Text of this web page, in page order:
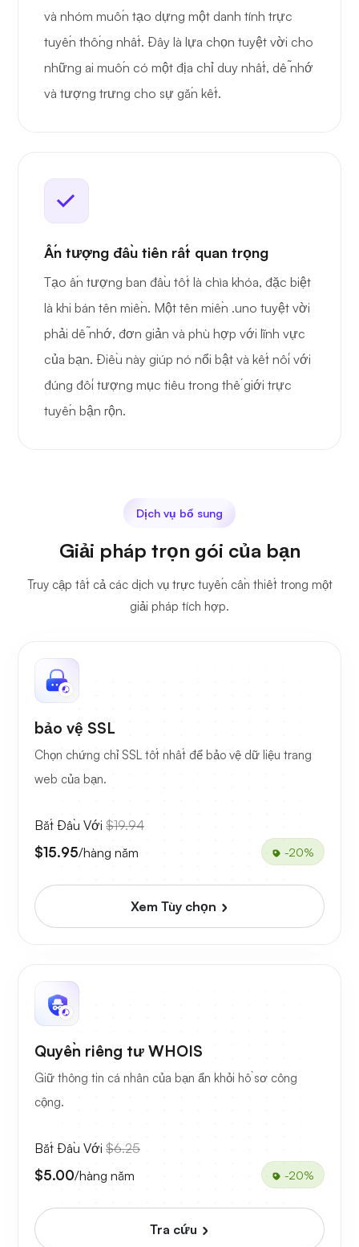
và nhóm muốn tạo dựng một danh tính trực
tuyến thống nhất. Đây là lựa chọn tuyệt vời cho
những ai muốn có một địa chỉ duy nhất, dễ nhớ
và tượng trưng cho sự gắn kết.
Ấn tượng đầu tiên rất quan trọng
Tạo ấn tượng ban đầu tốt là chìa khóa, đặc biệt
là khi bán tên miền. Một tên miền .uno tuyệt vời
phải dễ nhớ, đơn giản và phù hợp với lĩnh vực
của bạn. Điều này giúp nó nổi bật và kết nối với
đúng đối tượng mục tiêu trong thế giới trực
tuyến bận rộn.
Dịch vụ bổ sung
Giải pháp trọn gói của bạn
Truy cập tất cả các dịch vụ trực tuyến cần thiết trong một
giải pháp tích hợp.
bảo vệ SSL
Chọn chứng chỉ SSL tốt nhất để bảo vệ dữ liệu trang
web của bạn.
Bắt Đầu Với $19.94
$15.95/hàng năm -20%
Xem Tùy chọn
Quyền riêng tư WHOIS
Giữ thông tin cá nhân của bạn ẩn khỏi hồ sơ công
cộng.
Bắt Đầu Với $6.25
$5.00/hàng năm -20%
Tra cứu